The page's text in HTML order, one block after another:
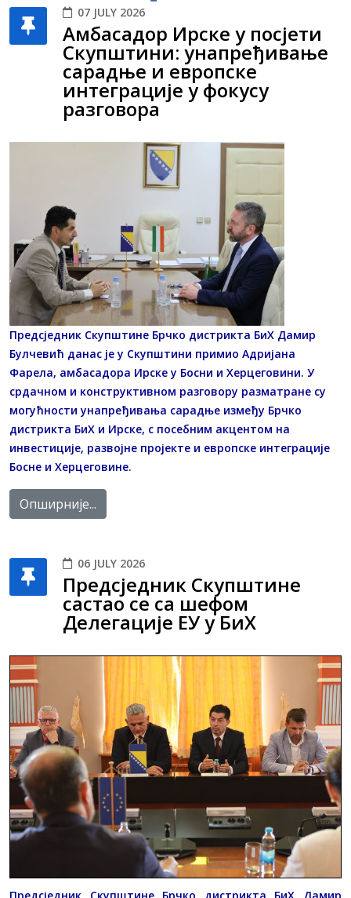
07 JULY 2026
Амбасадор Ирске у посјети
Скупштини: унапређивање
сарадње и европске
интеграције у фокусу
разговора
Предсједник Скупштине Брчко дистрикта БиХ Дамир
Булчевић данас је у Скупштини примио Адријана
Фарела, амбасадора Ирске у Босни и Херцеговини. У
срдачном и конструктивном разговору разматране су
могућности унапређивања сарадње између Брчко
дистрикта БиХ и Ирске, с посебним акцентом на
инвестиције, развојне пројекте и европске интеграције
Босне и Херцеговине.
Опширније...
06 JULY 2026
Предсједник Скупштине
састао се са шефом
Делегације ЕУ у БиХ
Предсједник Скупштине Брчко дистрикта БиХ Дамир